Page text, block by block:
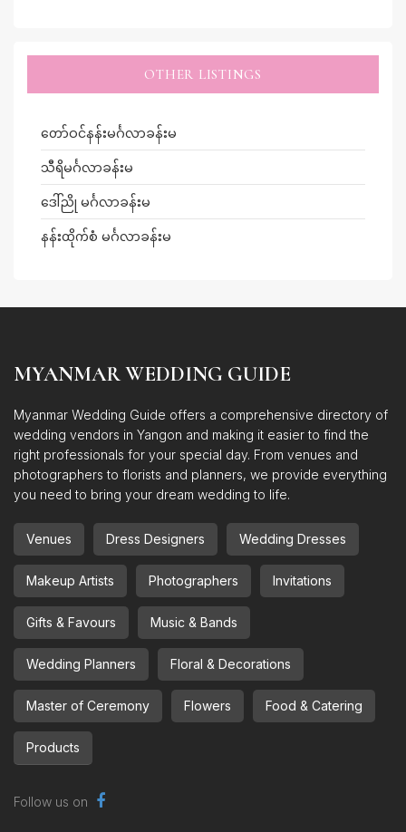
OTHER LISTINGS
တော်ဝင်နန်းမင်္ဂလာခန်းမ
သီရိမင်္ဂလာခန်းမ
ဒေါ်ညို မင်္ဂလာခန်းမ
နန်းထိုက်စံ မင်္ဂလာခန်းမ
MYANMAR WEDDING GUIDE
Myanmar Wedding Guide offers a comprehensive directory of
wedding vendors in Yangon and making it easier to find the
right professionals for your special day. From venues and
photographers to florists and planners, we provide everything
you need to bring your dream wedding to life.
Venues Dress Designers Wedding Dresses
Makeup Artists Photographers Invitations
Gifts & Favours Music & Bands
Wedding Planners Floral & Decorations
Master of Ceremony Flowers Food & Catering
Products
Follow us on